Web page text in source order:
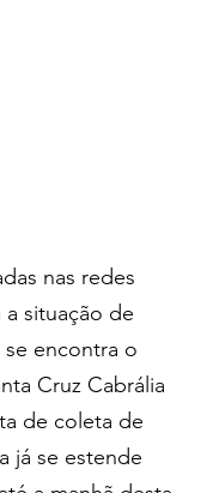
nas redes
situação de
encontra o
Cruz Cabrália
de coleta de
já se estende